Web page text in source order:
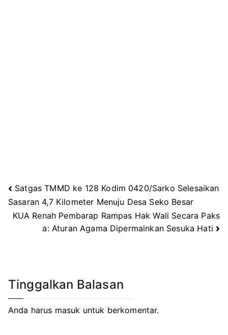
Navigasi
Satgas TMMD ke 128 Kodim 0420/Sarko Selesaikan
Sasaran 4,7 Kilometer Menuju Desa Seko Besar
KUA Renah Pembarap Rampas Hak Wali Secara Paks
a: Aturan Agama Dipermainkan Sesuka Hati
Tinggalkan Balasan
Anda harus masuk untuk berkomentar.